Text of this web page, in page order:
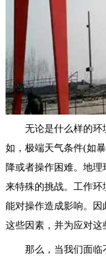
无论是什么样的环
如，极端天气条件(如
降或者操作困难。地
来特殊的挑战。工作
能对操作造成影响。因
这些因素，并为应对这
那么，当我们面临